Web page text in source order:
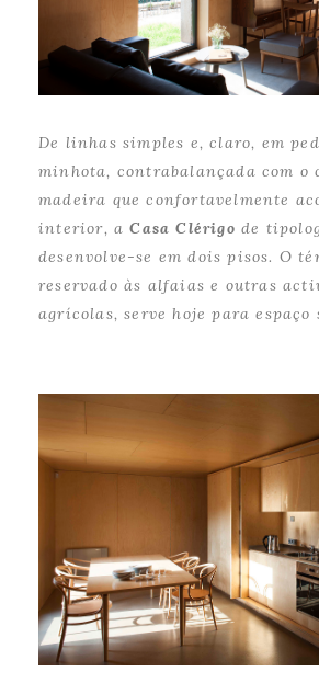
De linhas simples e, claro, em
minhota, contrabalançada com o
madeira que confortavelmente
interior, aCasa Clérigo de
desenvolve-se em dois pisos. O
reservado às alfaias e outras
agrícolas, serve hoje para espaço